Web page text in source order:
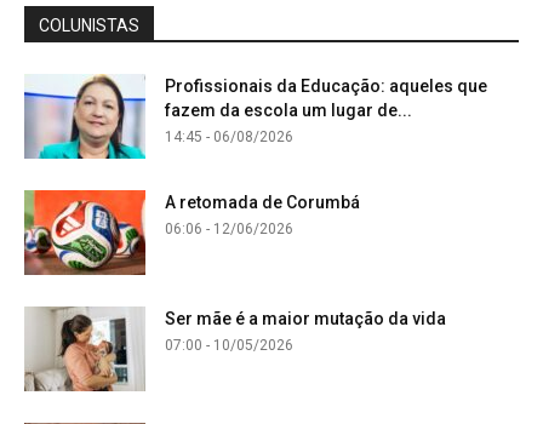
COLUNISTAS
Profissionais da Educação: aqueles que
fazem da escola um lugar de...
14:45 - 06/08/2026
A retomada de Corumbá
06:06 - 12/06/2026
Ser mãe é a maior mutação da vida
07:00 - 10/05/2026